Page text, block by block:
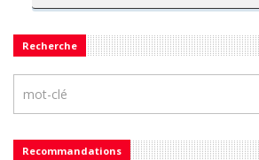
Recherche
Recommandations